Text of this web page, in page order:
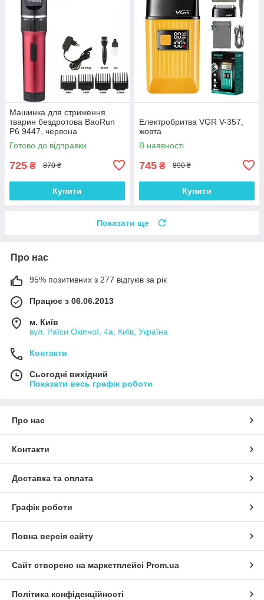
Машинка для стриження
тварин бездротова BaoRun
P6 9447, червона
Готово до відправки
725 ₴ 870 ₴
Купити
Електробритва VGR V-357,
жовта
В наявності
745 ₴ 890 ₴
Купити
Показати ще
Про нас
95% позитивних з 277 відгуків за рік
Працює з 06.06.2013
м. Київ
вул. Раїси Окіпної, 4а, Київ, Україна
Контакти
Сьогодні вихідний
Показати весь графік роботи
Про нас
Контакти
Доставка та оплата
Графік роботи
Повна версія сайту
Сайт створено на маркетплейсі Prom.ua
Політика конфіденційності